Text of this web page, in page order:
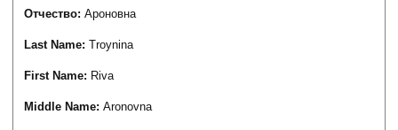
Отчество:Ароновна
Last Name:Troynina
First Name: Riva
Middle Name:Aronovna